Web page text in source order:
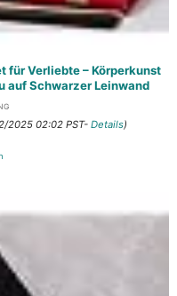
für Verliebte – Körperkunst
auf Schwarzer Leinwand
2025 02:02 PST- Details)